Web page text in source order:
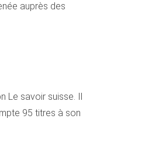
auprès des
Le savoir suisse. Il
95 titres à son